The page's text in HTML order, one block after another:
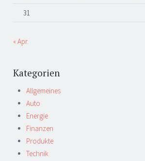
31
« Apr.
Kategorien
Allgemeines
Auto
Energie
Finanzen
Produkte
Technik